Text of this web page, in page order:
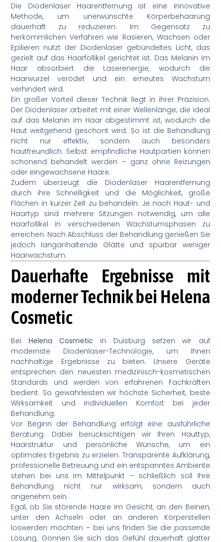
Die Diodenlaser Haarentfernung ist eine innovative
Methode, um unerwünschte Körperbehaarung
dauerhaft zu reduzieren. Im Gegensatz zu
herkömmlichen Verfahren wie Rasieren, Wachsen oder
Epilieren nutzt der Diodenlaser gebündeltes Licht, das
gezielt auf das Haarfollikel gerichtet ist. Das Melanin im
Haar absorbiert die Laserenergie, wodurch die
Haarwurzel verödet und ein erneutes Wachstum
verhindert wird.
Ein großer Vorteil dieser Technik liegt in ihrer Präzision.
Der Diodenlaser arbeitet mit einer Wellenlänge, die ideal
auf das Melanin im Haar abgestimmt ist, wodurch die
Haut weitgehend geschont wird. So ist die Behandlung
nicht nur effektiv, sondern auch besonders
hautfreundlich. Selbst empfindliche Hautpartien können
schonend behandelt werden – ganz ohne Reizungen
oder eingewachsene Haare.
Zudem überzeugt die Diodenlaser Haarentfernung
durch ihre Schnelligkeit und die Möglichkeit, große
Flächen in kurzer Zeit zu behandeln. Je nach Haut- und
Haartyp sind mehrere Sitzungen notwendig, um alle
Haarfollikel in verschiedenen Wachstumsphasen zu
erreichen. Nach Abschluss der Behandlung genießen Sie
jedoch langanhaltende Glätte und spürbar weniger
Haarwachstum.
Dauerhafte Ergebnisse mit
moderner Technik bei Helena
Cosmetic
Bei Helena Cosmetic in Duisburg setzen wir auf
modernste Diodenlaser-Technologie, um Ihnen
nachhaltige Ergebnisse zu bieten. Unsere Geräte
entsprechen den neuesten medizinisch-kosmetischen
Standards und werden von erfahrenen Fachkräften
bedient. So gewährleisten wir höchste Sicherheit, beste
Wirksamkeit und individuellen Komfort bei jeder
Behandlung.
Vor Beginn der Behandlung erfolgt eine ausführliche
Beratung. Dabei berücksichtigen wir Ihren Hauttyp,
Haarstruktur und persönliche Wünsche, um ein
optimales Ergebnis zu erzielen. Transparente Aufklärung,
professionelle Betreuung und ein entspanntes Ambiente
stehen bei uns im Mittelpunkt – schließlich soll Ihre
Behandlung nicht nur wirksam, sondern auch
angenehm sein.
Egal, ob Sie störende Haare im Gesicht, an den Beinen,
unter den Achseln oder an anderen Körperstellen
loswerden möchten – bei uns finden Sie die passende
Lösung. Gönnen Sie sich das Gefühl dauerhaft glatter